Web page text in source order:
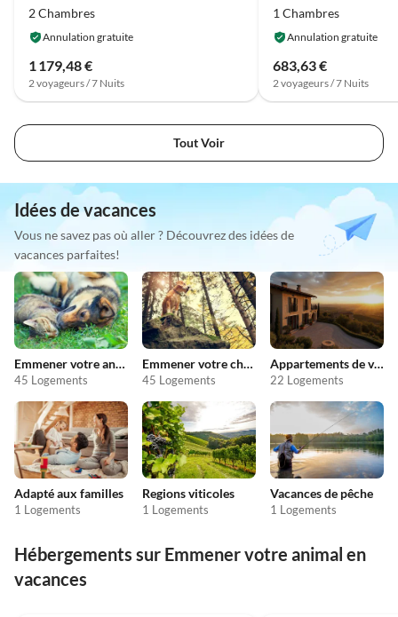
2 Chambres
Annulation gratuite
1 179,48 €
2 voyageurs / 7 Nuits
1 Chambres
Annulation gratuite
683,63 €
2 voyageurs / 7 Nuits
Tout Voir
Idées de vacances
Vous ne savez pas où aller ? Découvrez des idées de
vacances parfaites!
Emmener votre animal en vacances
45 Logements
Emmener votre chien en vacances
45 Logements
Appartements de vacances pas chers
22 Logements
Adapté aux familles
1 Logements
Regions viticoles
1 Logements
Vacances de pêche
1 Logements
Hébergements sur Emmener votre animal en
vacances